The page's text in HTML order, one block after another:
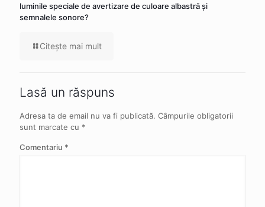
luminile speciale de avertizare de culoare albastră şi
semnalele sonore?
Citeşte mai mult
Lasă un răspuns
Adresa ta de email nu va fi publicată. Câmpurile obligatorii
sunt marcate cu *
Comentariu *